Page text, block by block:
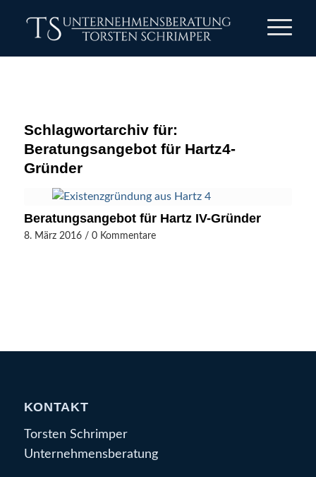
Schlagwortarchiv für:
Beratungsangebot für Hartz4-
Gründer
Beratungsangebot für Hartz IV-Gründer
8. März 2016 / 0 Kommentare
KONTAKT
Torsten Schrimper
Unternehmensberatung